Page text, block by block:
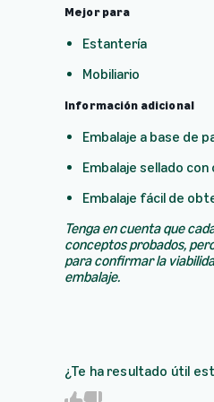
Mejor para
Estantería
Mobiliario
Información adicional
Embalaje a base de
Embalaje sellado con
Embalaje fácil de
Tenga en cuenta que
conceptos probados,
para confirmar la
embalaje.
¿Te ha resultado útil